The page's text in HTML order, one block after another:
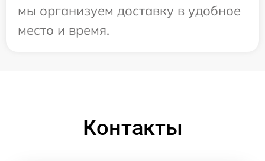
мы организуем доставку в удобное
место и время.
Контакты